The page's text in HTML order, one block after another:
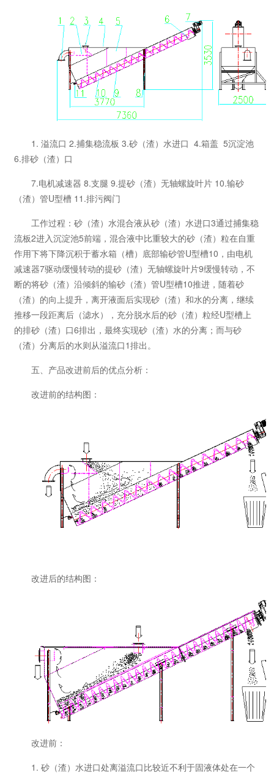
1. 溢流口 2.捕集稳流板 3.砂（渣）水进口 4.箱盖 5沉淀池
6.排砂（渣）口
7.电机减速器 8.支腿 9.提砂（渣）无轴螺旋叶片 10.输砂
（渣）管U型槽 11.排污阀门
工作过程：砂（渣）水混合液从砂（渣）水进口3通过捕集稳
流板2进入沉淀池5前端，混合液中比重较大的砂（渣）粒在自重
作用下将下降沉积于蓄水箱（槽）底部输砂管U型槽10，由电机
减速器7驱动缓慢转动的提砂（渣）无轴螺旋叶片9缓慢转动，不
断的将砂（渣）沿倾斜的输砂（渣）管U型槽10推进，随着砂
（渣）的向上提升，离开液面后实现砂（渣）和水的分离，继续
推移一段距离后（滤水），充分脱水后的砂（渣）粒经U型槽上
的排砂（渣）口6排出，最终实现砂（渣）水的分离；而与砂
（渣）分离后的水则从溢流口1排出。
五、产品改进前后的优点分析：
改进前的结构图：
改进后的结构图：
改进前：
1. 砂（渣）水进口处离溢流口比较近不利于固液体处在一个